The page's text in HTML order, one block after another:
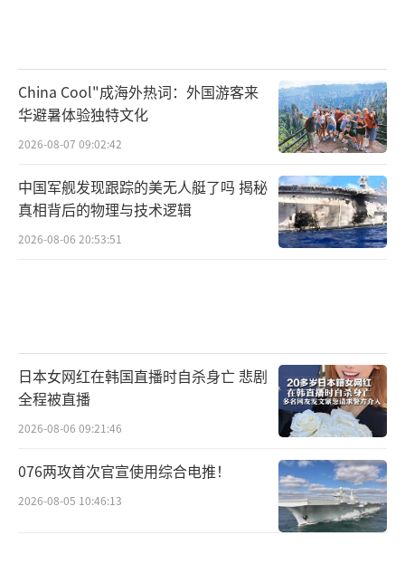
China Cool"成海外热词：外国游客来
华避暑体验独特文化
2026-08-07 09:02:42
中国军舰发现跟踪的美无人艇了吗 揭秘
真相背后的物理与技术逻辑
2026-08-06 20:53:51
日本女网红在韩国直播时自杀身亡 悲剧
全程被直播
2026-08-06 09:21:46
076两攻首次官宣使用综合电推！
2026-08-05 10:46:13